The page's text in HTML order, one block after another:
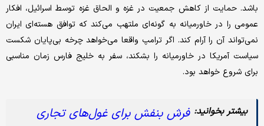
باشد. حمایت از کاهش جمعیت در غزه و الحاق غزه توسط اسرائیل، افکار
عمومی را در خاورمیانه به گونه‌ای ملتهب می‌کند که توافق هسته‌ای ایران
نمی‌تواند آن را آرام کند. اگر ترامپ واقعا می‌خواهد چرخه بی‌پایان شکست
سیاست آمریکا در خاورمیانه را بشکند، سفر به خلیج فارس زمان مناسبی
برای شروع خواهد بود.
فرش بنفش برای غول‌های تجاری